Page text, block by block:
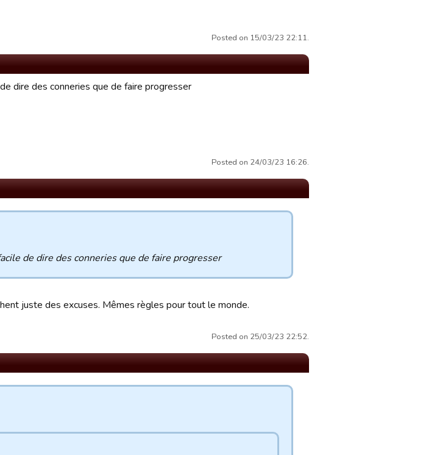
Posted on 15/03/23 22:11.
dire des conneries que de faire progresser
Posted on 24/03/23 16:26.
de dire des conneries que de faire progresser
juste des excuses. Mêmes règles pour tout le monde.
Posted on 25/03/23 22:52.